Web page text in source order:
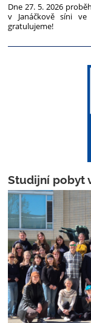
Dne 27. 5. 2026
v Janáčkově síni ve
gratulujeme!
Studijní pobyt